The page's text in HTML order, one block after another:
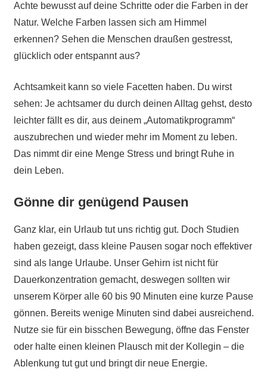
Achte bewusst auf deine Schritte oder die Farben in der
Natur. Welche Farben lassen sich am Himmel
erkennen? Sehen die Menschen draußen gestresst,
glücklich oder entspannt aus?
Achtsamkeit kann so viele Facetten haben. Du wirst
sehen: Je achtsamer du durch deinen Alltag gehst, desto
leichter fällt es dir, aus deinem „Automatikprogramm“
auszubrechen und wieder mehr im Moment zu leben.
Das nimmt dir eine Menge Stress und bringt Ruhe in
dein Leben.
Gönne dir genügend Pausen
Ganz klar, ein Urlaub tut uns richtig gut. Doch Studien
haben gezeigt, dass kleine Pausen sogar noch effektiver
sind als lange Urlaube. Unser Gehirn ist nicht für
Dauerkonzentration gemacht, deswegen sollten wir
unserem Körper alle 60 bis 90 Minuten eine kurze Pause
gönnen. Bereits wenige Minuten sind dabei ausreichend.
Nutze sie für ein bisschen Bewegung, öffne das Fenster
oder halte einen kleinen Plausch mit der Kollegin – die
Ablenkung tut gut und bringt dir neue Energie.